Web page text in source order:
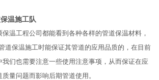
温施工队
温工程公司都能看到各种各样的管道保温材料，
道保温施工时能保证其管道的应用品质的，在目前
我们也需要注意一些使用注意事项，从而保证在应
量问题而影响后期管道使用。